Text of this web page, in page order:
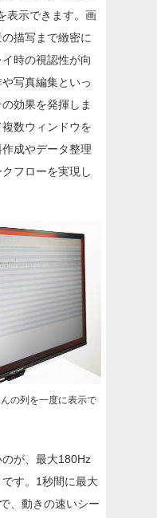
表示できます。画
描写まで緻密に
時の視認性が向
写真編集といっ
効果を発揮しま
数ウィンドウを
成やデータ整理
フローを実現し
の列を一度に表示で
が、最大180Hz
す。1秒間に最大
、動きの速いシー